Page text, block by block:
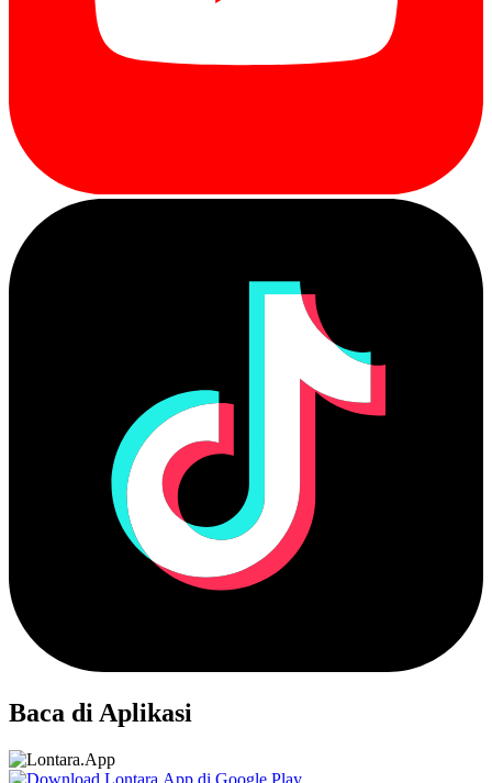
Baca di Aplikasi